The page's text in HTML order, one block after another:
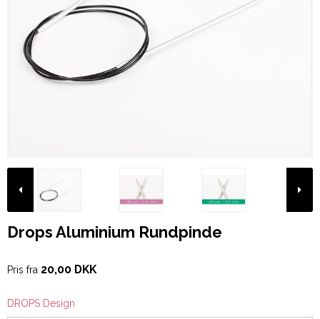
Drops Aluminium Rundpinde
Pris fra 20,00 DKK
DROPS Design